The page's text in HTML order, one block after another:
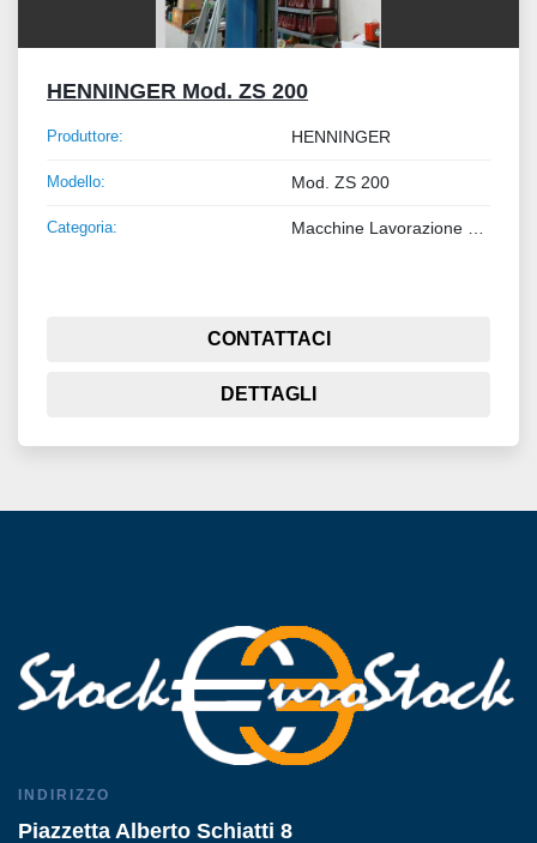
HENNINGER Mod. ZS 200
Produttore: HENNINGER
Modello: Mod. ZS 200
Categoria:
CONTATTACI
DETTAGLI
INDIRIZZO
Piazzetta Alberto Schiatti 8